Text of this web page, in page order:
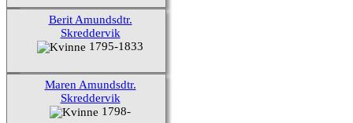
Berit Amundsdtr.
Skreddervik
1795-1833
Maren Amundsdtr.
Skreddervik
1798-